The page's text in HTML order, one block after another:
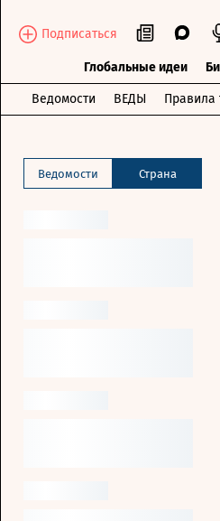
Подписаться
Глобальные идеи
Ведомости ВЕДЫ Правила
Ведомости Страна